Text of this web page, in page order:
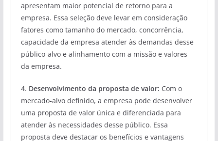
apresentam maior potencial de retorno para a
empresa. Essa seleção deve levar em consideração
fatores como tamanho do mercado, concorrência,
capacidade da empresa atender às demandas desse
público-alvo e alinhamento com a missão e valores
da empresa.
4. Desenvolvimento da proposta de valor: Com o
mercado-alvo definido, a empresa pode desenvolver
uma proposta de valor única e diferenciada para
atender às necessidades desse público. Essa
proposta deve destacar os benefícios e vantagens